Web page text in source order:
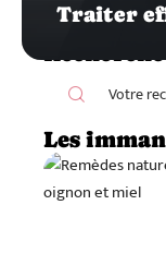
Traiter
Recherche
Les